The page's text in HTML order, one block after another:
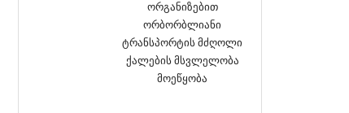
ორგანიზებით
ორბორბლიანი
ტრანსპორტის მძღოლი
ქალების მსვლელობა
მოეწყობა